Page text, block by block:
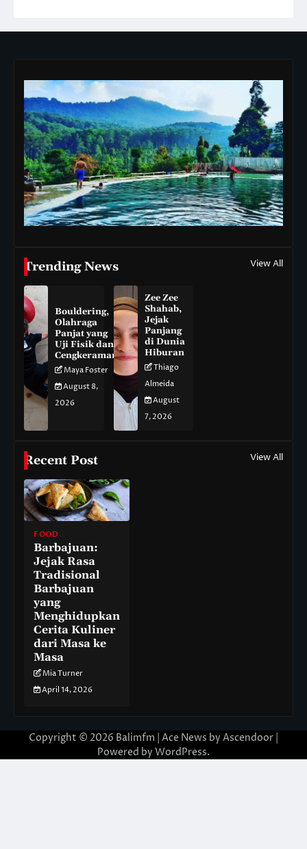
Trending News View All
Bouldering,
Olahraga
Panjat yang
Uji Fisik dan
Cengkeraman
Maya Foster
August 8,
2026
Zee Zee
Shahab,
Jejak
Panjang
di Dunia
Hiburan
Thiago
Almeida
August
7, 2026
Recent Post View All
FOOD
Barbajuan:
Jejak Rasa
Tradisional
Barbajuan
yang
Menghidupkan
Cerita Kuliner
dari Masa ke
Masa
Mia Turner
April 14, 2026
Copyright © 2026 Balimfm | Ace News by Ascendoor
Powered by WordPress.